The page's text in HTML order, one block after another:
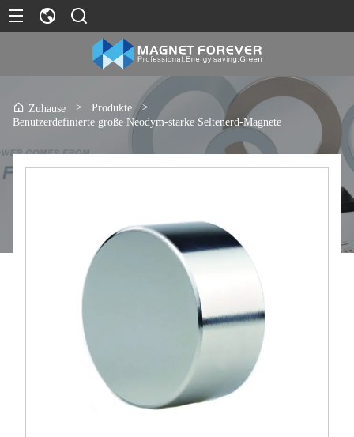
Zuhause > Produkte
>
Benutzerdefinierte große Neodym-starke Seltenerd-Magnete